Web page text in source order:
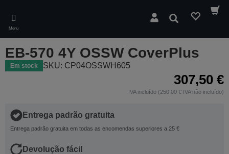
main
content
Menu
Pesquisar
EB-570 4Y OSSW CoverPlus
Em stock SKU: CP04OSSWH605
307,50 €
IVA incluído (250,00 € IVA não incluído)
Entrega padrão gratuita
Entrega padrão gratuita em todas as encomendas superiores a 25 €
Devolução fácil